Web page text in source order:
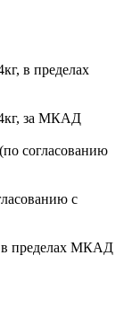
в пределах
4кг, за МКАД
согласованию
с
в пределах МКАД